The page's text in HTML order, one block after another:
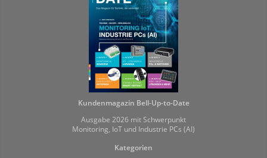
Kundenmagazin Bell-Up-to-Date
Ausgabe 2026 mit Schwerpunkt
Monitoring, IoT und Industrie PCs (AI)
Kategorien